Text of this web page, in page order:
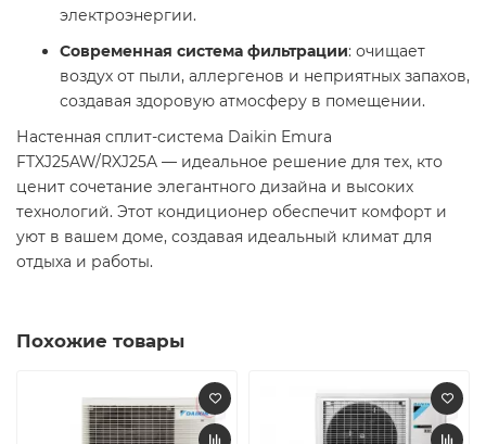
электроэнергии.
Современная система фильтрации: очищает
воздух от пыли, аллергенов и неприятных запахов,
создавая здоровую атмосферу в помещении.
Настенная сплит-система Daikin Emura
FTXJ25AW/RXJ25A — идеальное решение для тех, кто
ценит сочетание элегантного дизайна и высоких
технологий. Этот кондиционер обеспечит комфорт и
уют в вашем доме, создавая идеальный климат для
отдыха и работы.
Похожие товары